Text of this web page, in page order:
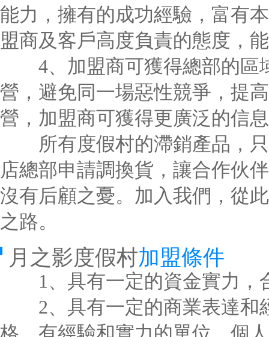
能力，擁有的成功經驗，富有
盟商及客戶高度負責的態度，
4、加盟商可獲得總部的區
營，避免同一場惡性競爭，提
營，加盟商可獲得更廣泛的信
所有度假村的滯銷產品，只
店總部申請調換貨，讓合作伙
沒有后顧之憂。加入我們，從
之路。
月之影度假村加盟條件
1、具有一定的資金實力，
2、具有一定的商業表達和